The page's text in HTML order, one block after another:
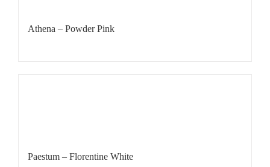
Athena – Powder Pink
Paestum – Florentine White